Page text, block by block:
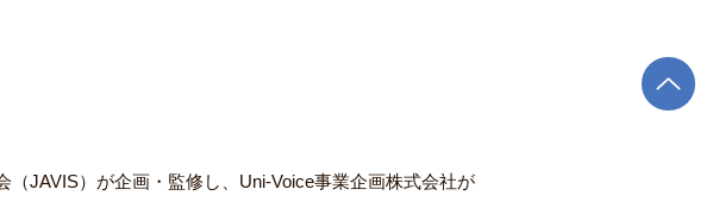
JAVIS）が企画・監修し、Uni-Voice事業企画株式会社が